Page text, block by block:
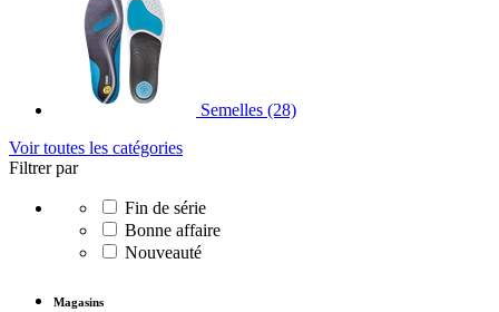
Semelles (28)
Voir toutes les catégories
Filtrer par
Fin de série
Bonne affaire
Nouveauté
Magasins